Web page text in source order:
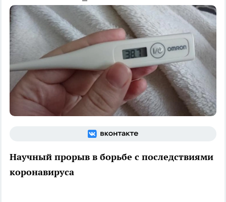
Научный прорыв в борьбе с последствиями
коронавируса